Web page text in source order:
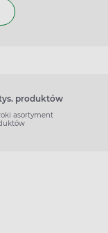
produktów
asortyment